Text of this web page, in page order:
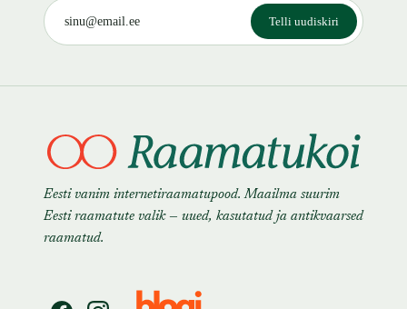
Telli uudiskiri
Eesti vanim internetiraamatupood. Maailma suurim
Eesti raamatute valik — uued, kasutatud ja antikvaarsed
raamatud.